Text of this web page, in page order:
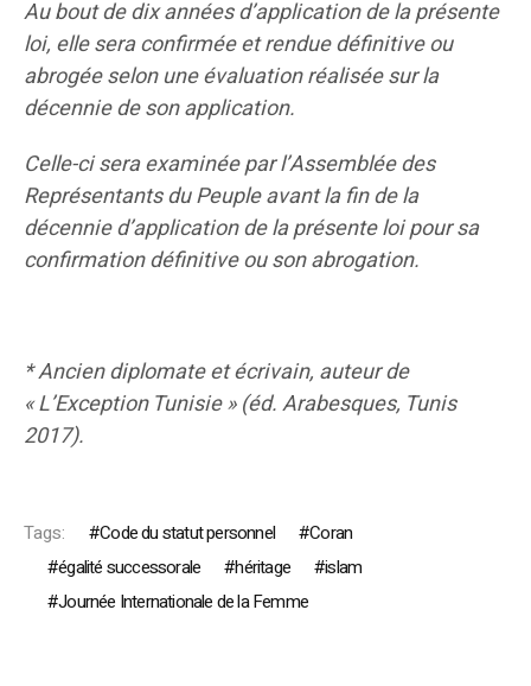
Au bout de dix années d’application de la présente
loi, elle sera confirmée et rendue définitive ou
abrogée selon une évaluation réalisée sur la
décennie de son application.
Celle-ci sera examinée par l’Assemblée des
Représentants du Peuple avant la fin de la
décennie d’application de la présente loi pour sa
confirmation définitive ou son abrogation.
* Ancien diplomate et écrivain, auteur de
« L’Exception Tunisie » (éd. Arabesques, Tunis
2017).
Tags: Code du statut personnel
Coran
égalité successorale
héritage
islam
Journée Internationale de la Femme